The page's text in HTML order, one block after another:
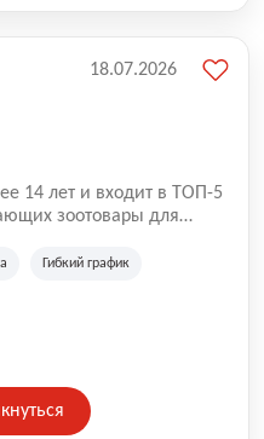
14 лет и входит в ТОП-5
зоотовары для
магазинами, а также
Маркет и
по всей территории
и собственные
Гибкий график
18.07.2026